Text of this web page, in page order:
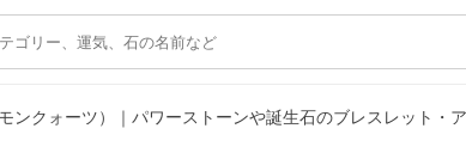
ンクォーツ）｜パワーストーンや誕生石のブレスレット・